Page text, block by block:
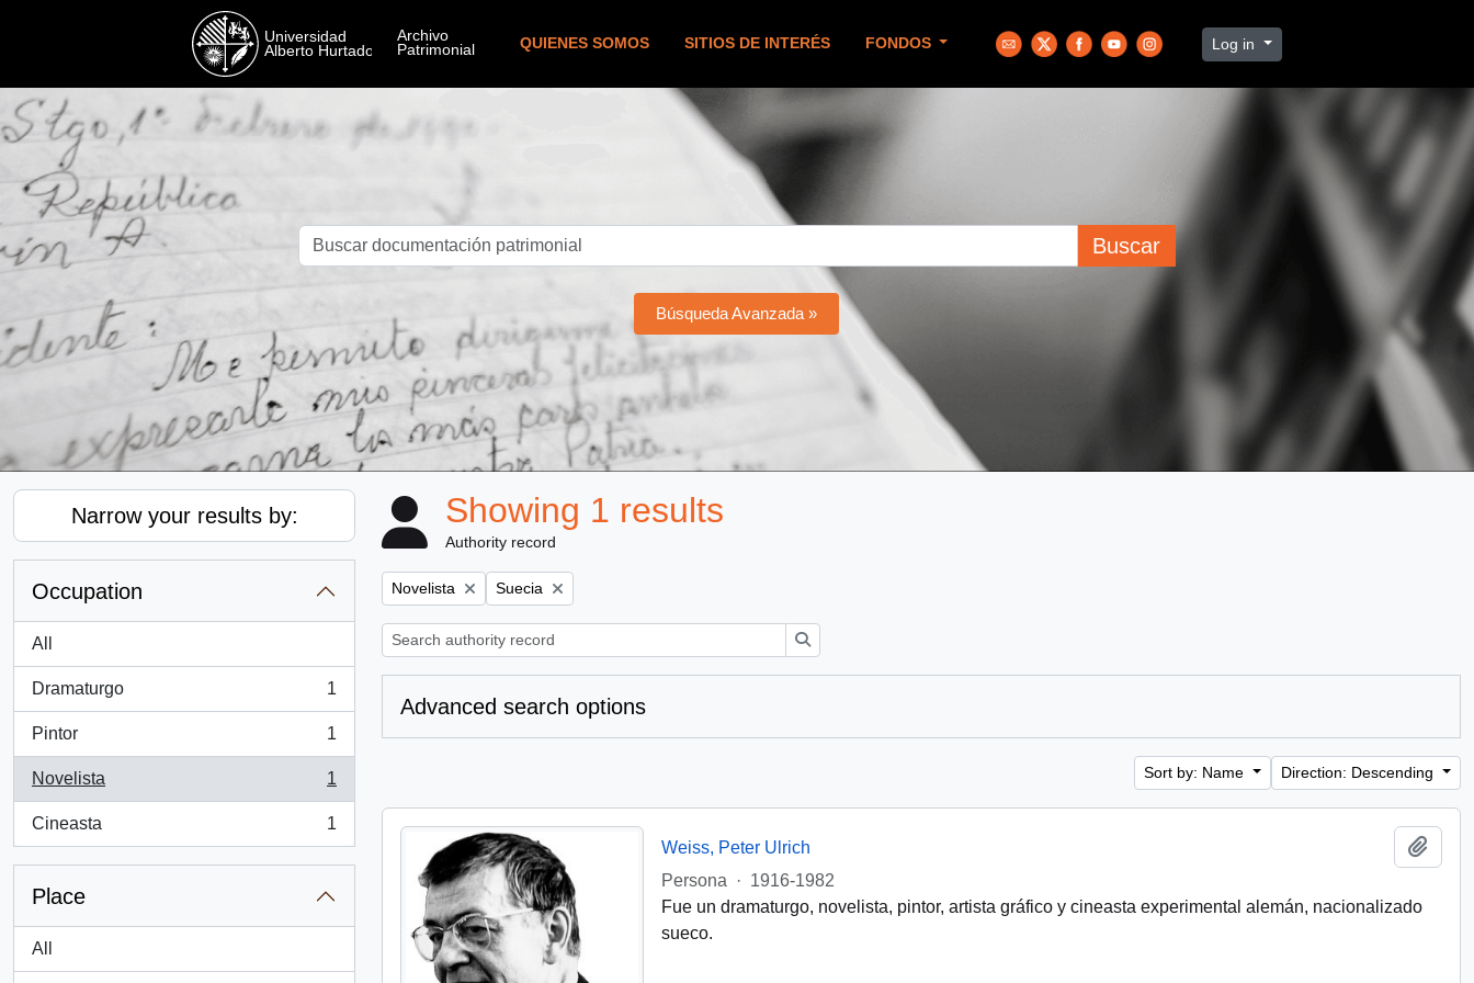
QUIENES SOMOS SITIOS DE INTERÉS FONDOS Log in
Buscar
Búsqueda Avanzada »
Narrow your results by:
Occupation
All
Dramaturgo
, 1 results
1
Pintor
, 1 results
1
Novelista
, 1 results
1
Cineasta
, 1 results
1
Place
All
Showing 1 results
Authority record
Remove filter:
Novelista Remove filter:
Suecia
Advanced search options
Sort by: Name Direction: Descending
Weiss, Peter Ulrich
Persona
· 1916-1982
Fue un dramaturgo, novelista, pintor, artista gráfico y cineasta experimental alemán, nacionalizado
sueco.